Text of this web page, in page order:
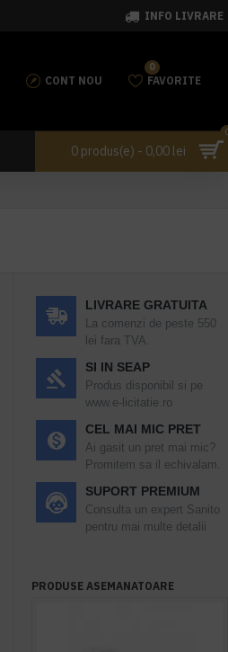
INFO LIVRARE
CONT NOU FAVORITE
0
0 produs(e) - 0,00 lei
LIVRARE GRATUITA
La comenzi de peste 550
lei fara TVA.
SI IN SEAP
Produs disponibil si pe
www.e-licitatie.ro
CEL MAI MIC PRET
Ai gasit un pret mai mic?
Promitem sa il echivalam.
SUPORT PREMIUM
Consulta un expert Sanito
pentru mai multe detalii
PRODUSE ASEMANATOARE